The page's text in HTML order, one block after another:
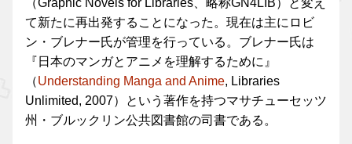
て新たに再出発することになった。現在は主にロビ
ン・ブレナー氏が管理を行っている。ブレナー氏は
『日本のマンガとアニメを理解するために』
（Understanding Manga and Anime, Libraries
Unlimited, 2007）という著作を持つマサチューセッツ
州・ブルックリン公共図書館の司書である。